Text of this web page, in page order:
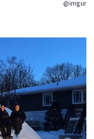
@imgur